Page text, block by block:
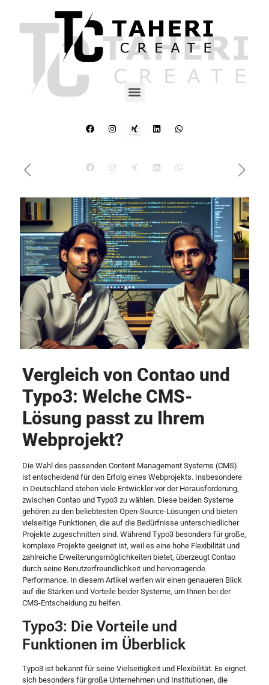
Vergleich von Contao und
Typo3: Welche CMS-
Lösung passt zu Ihrem
Webprojekt?
Die Wahl des passenden Content Management Systems (CMS)
ist entscheidend für den Erfolg eines Webprojekts. Insbesondere
in Deutschland stehen viele Entwickler vor der Herausforderung,
zwischen Contao und Typo3 zu wählen. Diese beiden Systeme
gehören zu den beliebtesten Open-Source-Lösungen und bieten
vielseitige Funktionen, die auf die Bedürfnisse unterschiedlicher
Projekte zugeschnitten sind. Während Typo3 besonders für große,
komplexe Projekte geeignet ist, weil es eine hohe Flexibilität und
zahlreiche Erweiterungsmöglichkeiten bietet, überzeugt Contao
durch seine Benutzerfreundlichkeit und hervorragende
Performance. In diesem Artikel werfen wir einen genaueren Blick
auf die Stärken und Vorteile beider Systeme, um Ihnen bei der
CMS-Entscheidung zu helfen.
Typo3: Die Vorteile und
Funktionen im Überblick
Typo3 ist bekannt für seine Vielseitigkeit und Flexibilität. Es eignet
sich besonders für große Unternehmen und Institutionen, die